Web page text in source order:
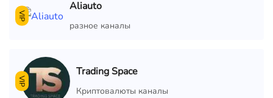
VIP
Aliauto
разное каналы
VIP
Trading Space
Криптовалюты каналы